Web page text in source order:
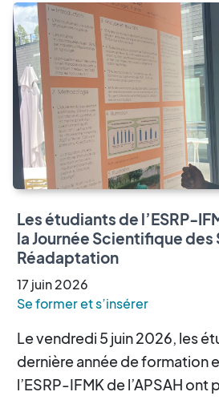
Les étudiants de l’ESRP-
la Journée Scientifique des
Réadaptation
17juin2026
Se former et s’insérer
Le vendredi 5 juin 2026, les
dernière année de formation
l’ESRP-IFMK de l’APSAH ont